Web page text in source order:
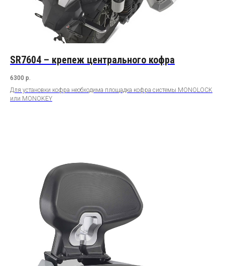
SR7604 – крепеж центрального кофра
6300 р.
Для установки кофра необходима площадка кофра системы MONOLOCK
или MONOKEY